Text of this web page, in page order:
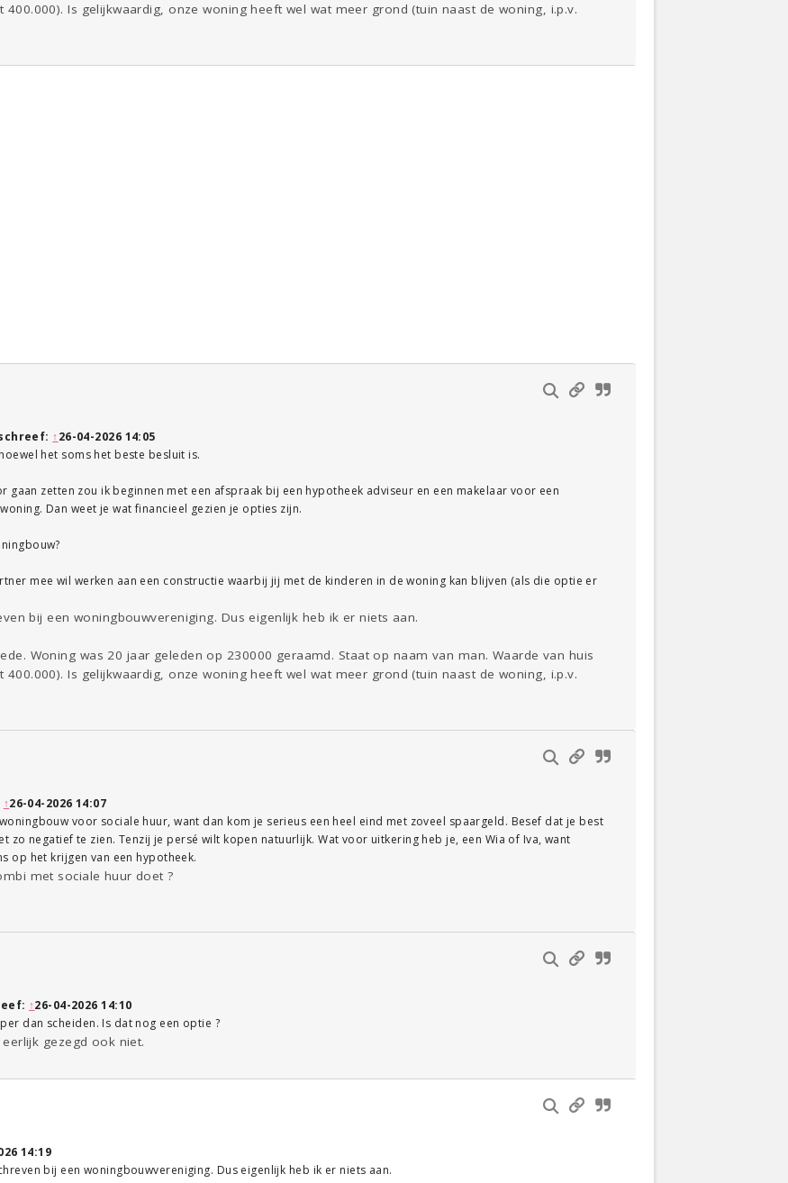
Is gelijkwaardig, onze woning heeft wel wat meer grond (tuin naast de woning, i.p.v.
↑26-04-2026 14:05
het soms het beste besluit is.
gaan zetten zou ik beginnen met een afspraak bij een hypotheek adviseur en een makelaar voor een
Dan weet je wat financieel gezien je opties zijn.
mee wil werken aan een constructie waarbij jij met de kinderen in de woning kan blijven (als die optie er
bij een woningbouwvereniging. Dus eigenlijk heb ik er niets aan.
Woning was 20 jaar geleden op 230000 geraamd. Staat op naam van man. Waarde van huis
Is gelijkwaardig, onze woning heeft wel wat meer grond (tuin naast de woning, i.p.v.
↑26-04-2026 14:07
voor sociale huur, want dan kom je serieus een heel eind met zoveel spaargeld. Besef dat je best
zo negatief te zien. Tenzij je persé wilt kopen natuurlijk. Wat voor uitkering heb je, een Wia of Iva, want
op het krijgen van een hypotheek.
met sociale huur doet ?
↑26-04-2026 14:10
dan scheiden. Is dat nog een optie ?
gezegd ook niet.
14:19
bij een woningbouwvereniging. Dus eigenlijk heb ik er niets aan.